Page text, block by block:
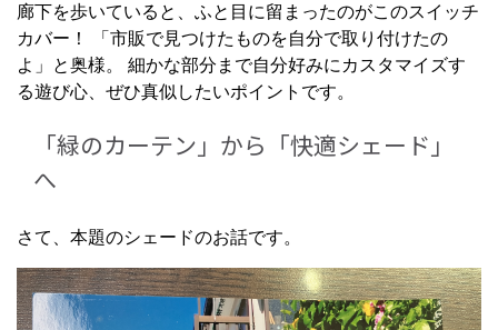
廊下を歩いていると、ふと目に留まったのがこのスイッチ
カバー！ 「市販で見つけたものを自分で取り付けたの
よ」と奥様。 細かな部分まで自分好みにカスタマイズす
る遊び心、ぜひ真似したいポイントです。
「緑のカーテン」から「快適シェード」
へ
さて、本題のシェードのお話です。